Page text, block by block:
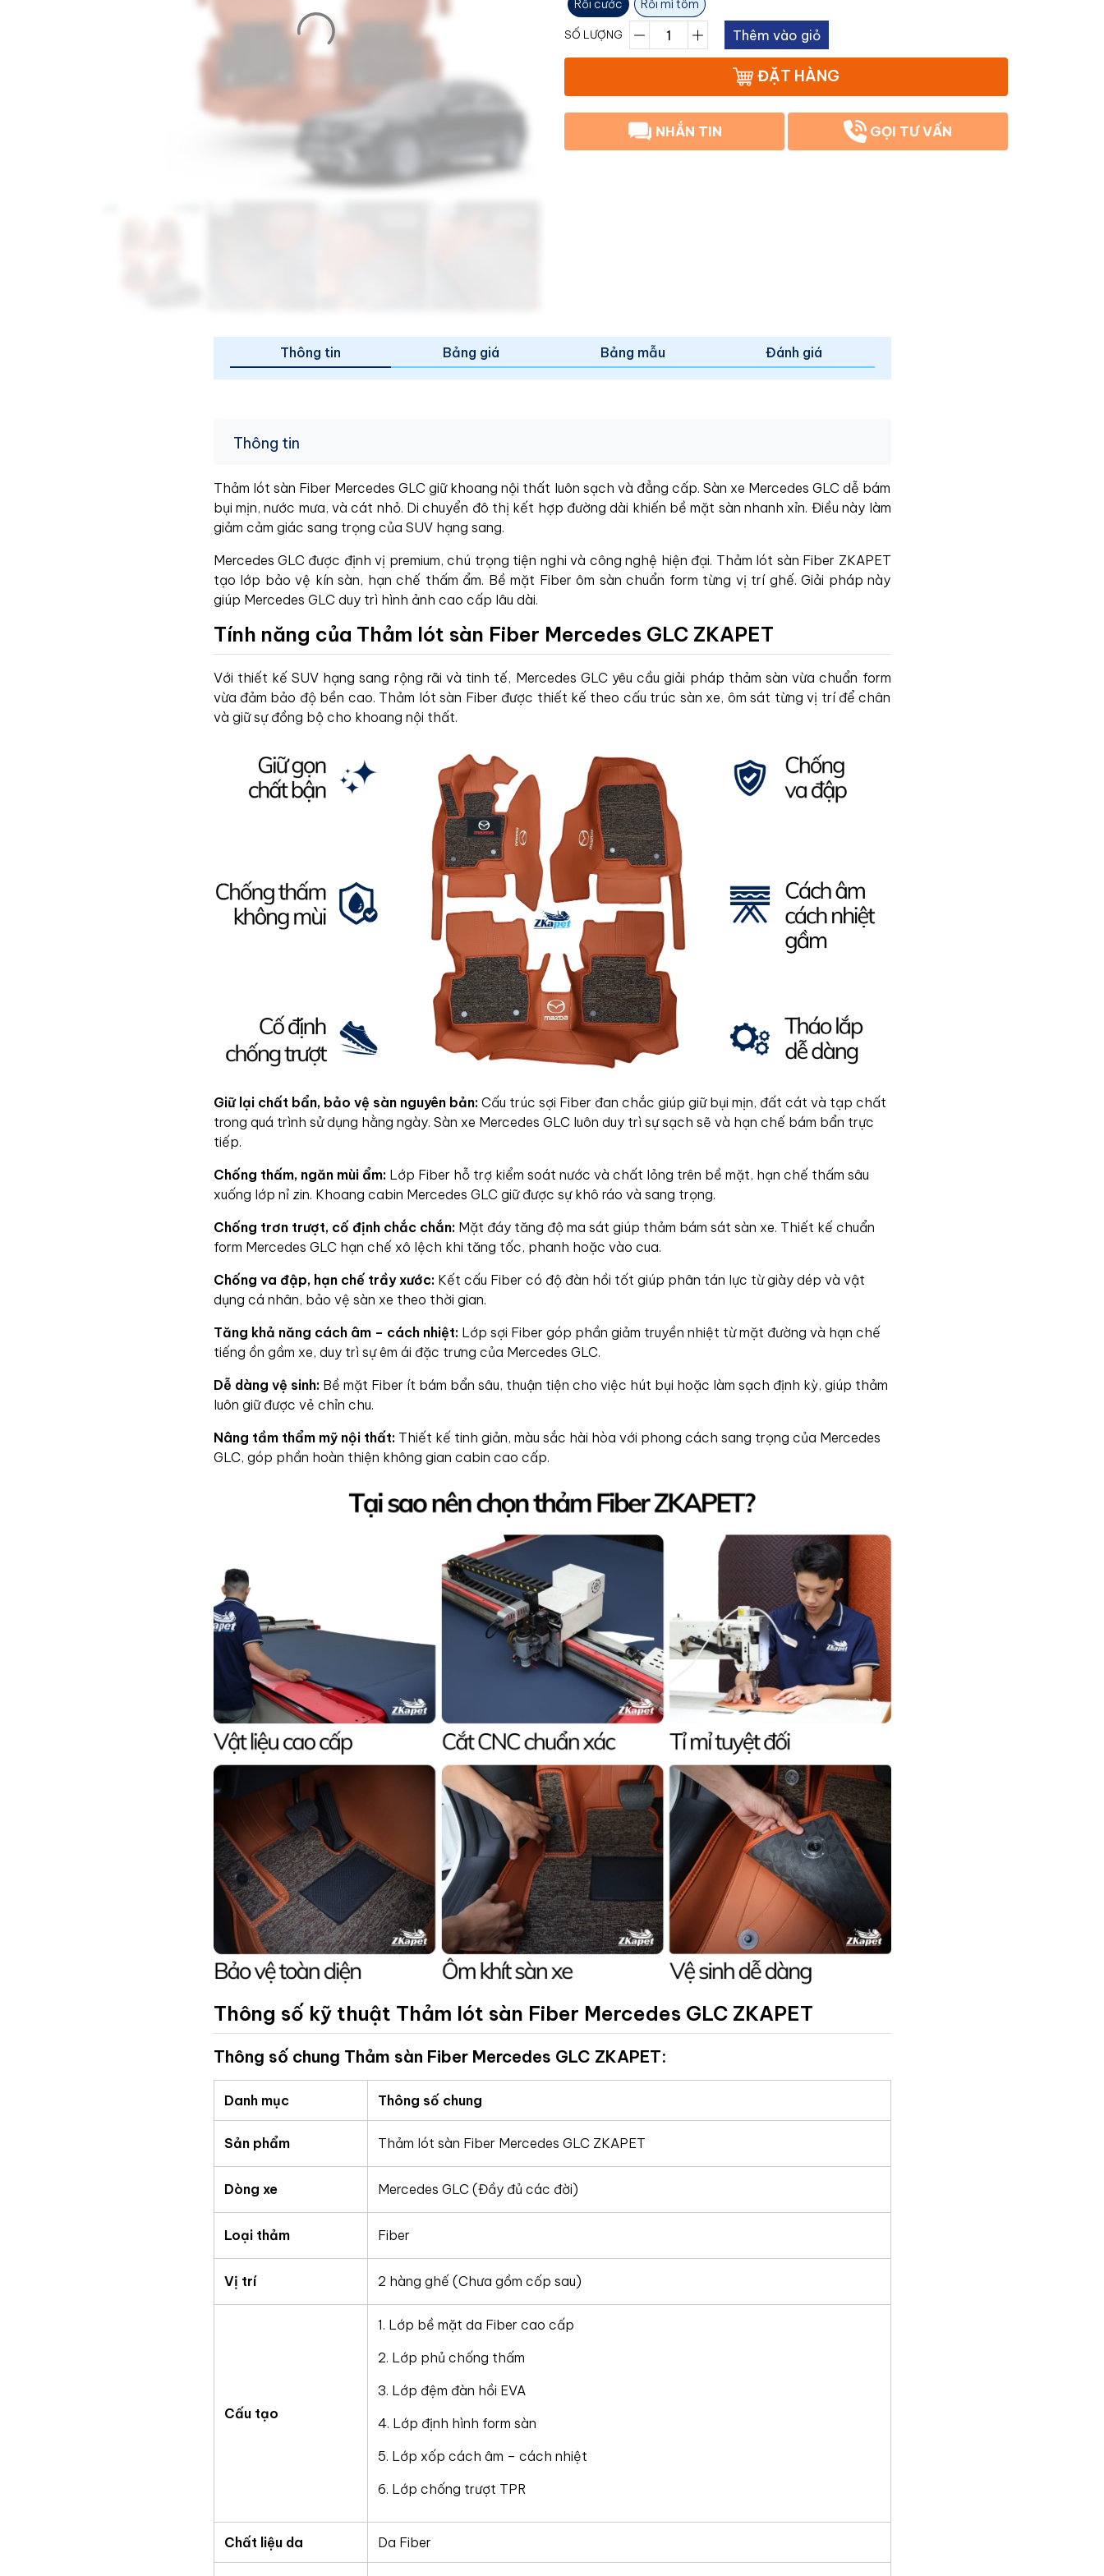
Rối cước Rối mì tôm
SỐ LƯỢNG Thêm vào giỏ
ĐẶT HÀNG
NHẮN TIN GỌI TƯ VẤN
Thông tin Bảng giá Bảng mẫu Đánh giá
Thông tin
Thảm lót sàn Fiber Mercedes GLC giữ khoang nội thất luôn sạch và đẳng cấp. Sàn xe Mercedes GLC dễ bám
bụi mịn, nước mưa, và cát nhỏ. Di chuyển đô thị kết hợp đường dài khiến bề mặt sàn nhanh xỉn. Điều này làm
giảm cảm giác sang trọng của SUV hạng sang.
Mercedes GLC được định vị premium, chú trọng tiện nghi và công nghệ hiện đại. Thảm lót sàn Fiber ZKAPET
tạo lớp bảo vệ kín sàn, hạn chế thấm ẩm. Bề mặt Fiber ôm sàn chuẩn form từng vị trí ghế. Giải pháp này
giúp Mercedes GLC duy trì hình ảnh cao cấp lâu dài.
Tính năng của Thảm lót sàn Fiber Mercedes GLC ZKAPET
Với thiết kế SUV hạng sang rộng rãi và tinh tế, Mercedes GLC yêu cầu giải pháp thảm sàn vừa chuẩn form
vừa đảm bảo độ bền cao. Thảm lót sàn Fiber được thiết kế theo cấu trúc sàn xe, ôm sát từng vị trí để chân
và giữ sự đồng bộ cho khoang nội thất.
Giữ lại chất bẩn, bảo vệ sàn nguyên bản:Cấu trúc sợi Fiber đan chắc giúp giữ bụi mịn, đất cát và tạp chất
trong quá trình sử dụng hằng ngày. Sàn xe Mercedes GLC luôn duy trì sự sạch sẽ và hạn chế bám bẩn trực
tiếp.
Chống thấm, ngăn mùi ẩm:Lớp Fiber hỗ trợ kiểm soát nước và chất lỏng trên bề mặt, hạn chế thấm sâu
xuống lớp nỉ zin. Khoang cabin Mercedes GLC giữ được sự khô ráo và sang trọng.
Chống trơn trượt, cố định chắc chắn:Mặt đáy tăng độ ma sát giúp thảm bám sát sàn xe. Thiết kế chuẩn
form Mercedes GLC hạn chế xô lệch khi tăng tốc, phanh hoặc vào cua.
Chống va đập, hạn chế trầy xước:Kết cấu Fiber có độ đàn hồi tốt giúp phân tán lực từ giày dép và vật
dụng cá nhân, bảo vệ sàn xe theo thời gian.
Tăng khả năng cách âm – cách nhiệt:Lớp sợi Fiber góp phần giảm truyền nhiệt từ mặt đường và hạn chế
tiếng ồn gầm xe, duy trì sự êm ái đặc trưng của Mercedes GLC.
Dễ dàng vệ sinh:Bề mặt Fiber ít bám bẩn sâu, thuận tiện cho việc hút bụi hoặc làm sạch định kỳ, giúp thảm
luôn giữ được vẻ chỉn chu.
Nâng tầm thẩm mỹ nội thất:Thiết kế tinh giản, màu sắc hài hòa với phong cách sang trọng của Mercedes
GLC, góp phần hoàn thiện không gian cabin cao cấp.
Thông số kỹ thuật Thảm lót sàn Fiber Mercedes GLC ZKAPET
Thông số chung Thảm sàn Fiber Mercedes GLC ZKAPET:
Danh mục Thông số chung
Sản phẩm Thảm lót sàn Fiber Mercedes GLC ZKAPET
Dòng xe Mercedes GLC (Đầy đủ các đời)
Loại thảm Fiber
Vị trí 2 hàng ghế (Chưa gồm cốp sau)
Cấu tạo
1. Lớp bề mặt da Fiber cao cấp
2. Lớp phủ chống thấm
3. Lớp đệm đàn hồi EVA
4. Lớp định hình form sàn
5. Lớp xốp cách âm – cách nhiệt
6. Lớp chống trượt TPR
Chất liệu da Da Fiber